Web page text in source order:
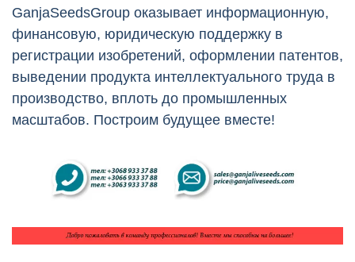
GanjaSeedsGroup оказывает информационную,
финансовую, юридическую поддержку в
регистрации изобретений, оформлении патентов,
выведении продукта интеллектуального труда в
производство, вплоть до промышленных
масштабов. Построим будущее вместе!